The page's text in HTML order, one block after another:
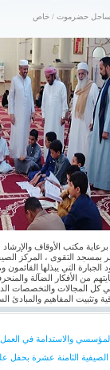
- ساحل حضرموت / خاص
مكتب الأوقاف والإرشاد
بمسجد التقوى ، المركز
التي يبذلها القائمون
من الأفكار الضآلة
كل المجالات والتخصصات
وتثبيت المفاهيم والمبادئ
والاستدامة في العمل
الثامنة عشرة بحفل علمي